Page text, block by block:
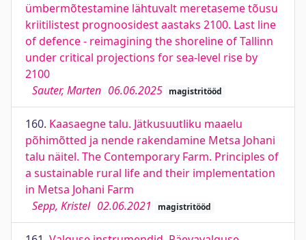
ümbermõtestamine lähtuvalt meretaseme tõusu
kriitilistest prognoosidest aastaks 2100. Last line
of defence - reimagining the shoreline of Tallinn
under critical projections for sea-level rise by
2100
Sauter, Marten 06.06.2025 magistritööd
160. Kaasaegne talu. Jätkusuutliku maaelu
põhimõtted ja nende rakendamine Metsa Johani
talu näitel. The Contemporary Farm. Principles of
a sustainable rural life and their implementation
in Metsa Johani Farm
Sepp, Kristel 02.06.2021 magistritööd